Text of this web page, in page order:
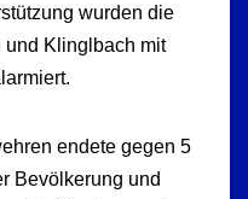
wurden die
und Klinglbach mit
endete gegen 5
Bevölkerung und